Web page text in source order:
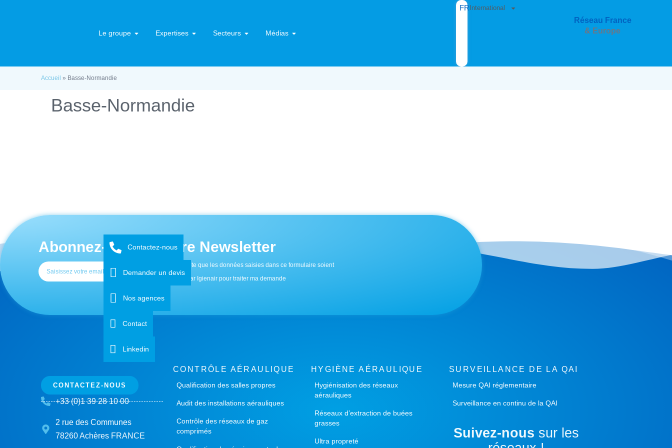
Le groupe Expertises Secteurs Médias
FR International
Réseau France
& Europe
Accueil » Basse-Normandie
Basse-Normandie
Abonnez-vous à notre Newsletter
J'accepte que les données saisies dans ce formulaire soient
utilisées par Igienair pour traiter ma demande
CONTACTEZ-NOUS
+33 (0)1 39 28 10 00
2 rue des Communes
78260 Achères FRANCE
CONTRÔLE AÉRAULIQUE
Qualification des salles propres
Audit des installations aérauliques
Contrôle des réseaux de gaz
comprimés
HYGIÈNE AÉRAULIQUE
Hygiénisation des réseaux
aérauliques
Réseaux d’extraction de buées
grasses
Ultra propreté
SURVEILLANCE DE LA QAI
Mesure QAI réglementaire
Surveillance en continu de la QAI
Suivez-nous sur les
Contactez-nous
Demander un devis
Nos agences
Contact
Linkedin